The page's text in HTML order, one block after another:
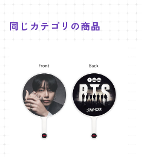
同じカテゴリの商品